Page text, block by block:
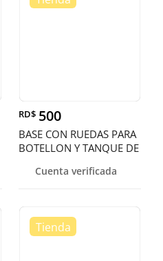
RD$ 500
BASE CON RUEDAS PARA
BOTELLON Y TANQUE DE
Cuenta verificada